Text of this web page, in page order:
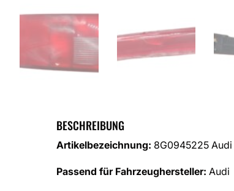
BESCHREIBUNG
Artikelbezeichnung: 8G0945225
Passend für Fahrzeughersteller: Audi